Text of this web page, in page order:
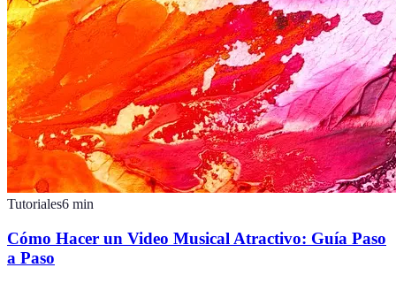
Tutoriales6 min
Cómo Hacer un Video Musical Atractivo: Guía Paso
a Paso